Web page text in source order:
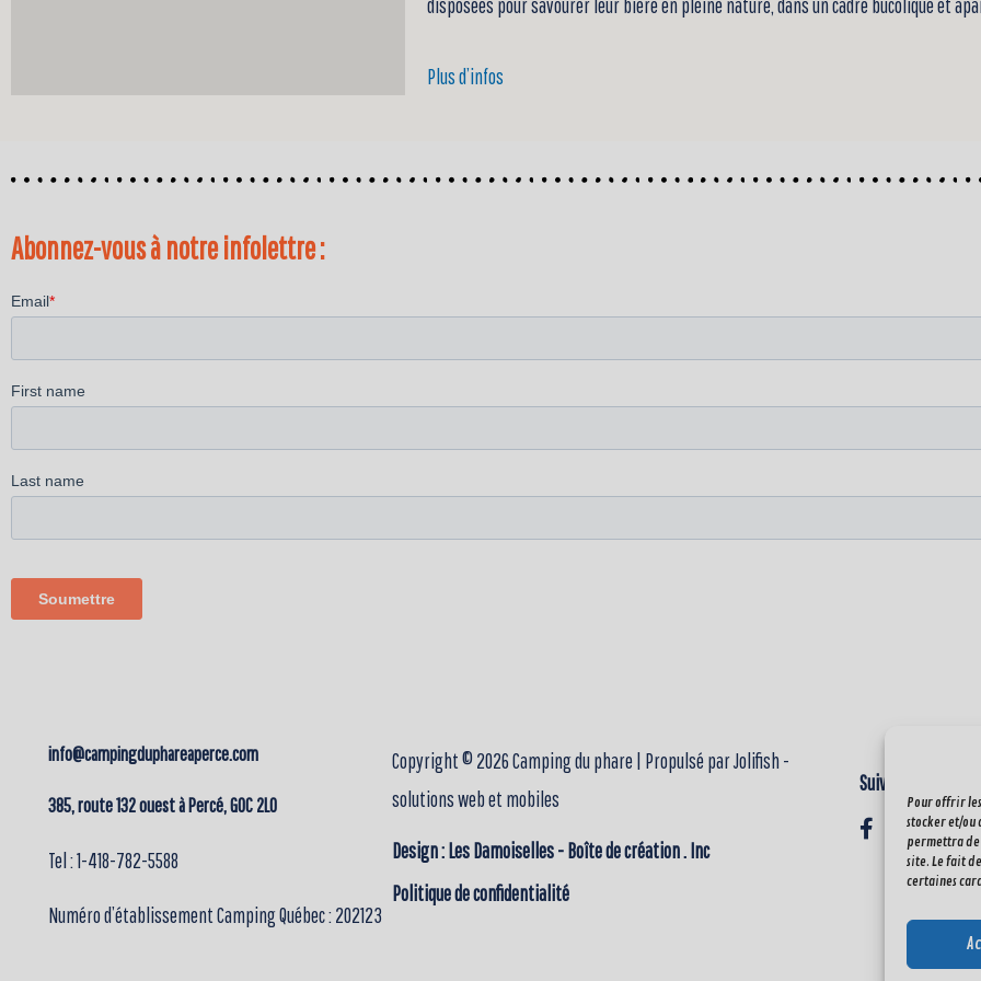
Pour offrir
stocker et/ou
permettra de
site. Le fait
certaines
disposées pour savourer leur bière en pleine nature, dans un cadre bucolique et
Plus d’infos
Abonnez-vous à notre infolettre :
info@campingduphareaperce.com
385, route 132 ouest à Percé, G0C 2L0
Tel : 1-418-782-5588
Numéro d’établissement Camping Québec : 202123
Copyright © 2026 Camping du phare | Propulsé par Jolifish -
solutions web et mobiles
Design : Les Damoiselles - Boîte de création . Inc
Politique de confidentialité
Suivez-nous